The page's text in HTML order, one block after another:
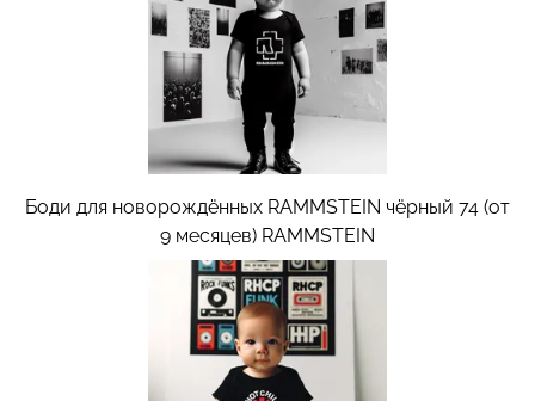
Боди для новорождённых RAMMSTEIN чёрный 74 (от
9 месяцев) RAMMSTEIN